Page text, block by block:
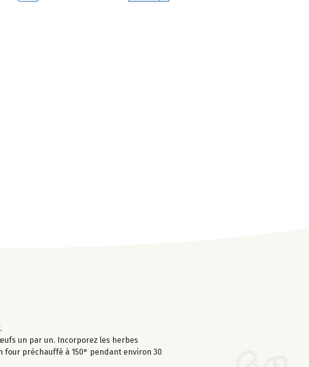
un par un. Incorporez les herbes
four préchauffé à 150° pendant environ 30